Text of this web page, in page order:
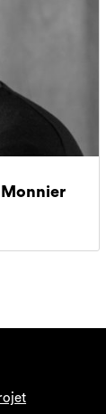
Monnier